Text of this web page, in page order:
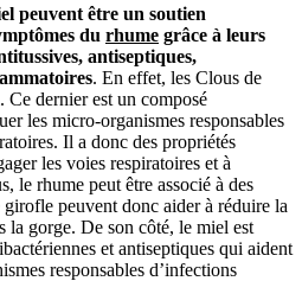
peuvent être un soutien
du rhume grâce à leurs
antiseptiques,
. En effet, les Clous de
Ce dernier est un composé
les micro-organismes responsables
Il a donc des propriétés
les voies respiratoires et à
le rhume peut être associé à des
peuvent donc aider à réduire la
gorge. De son côté, le miel est
et antiseptiques qui aident
responsables d’infections